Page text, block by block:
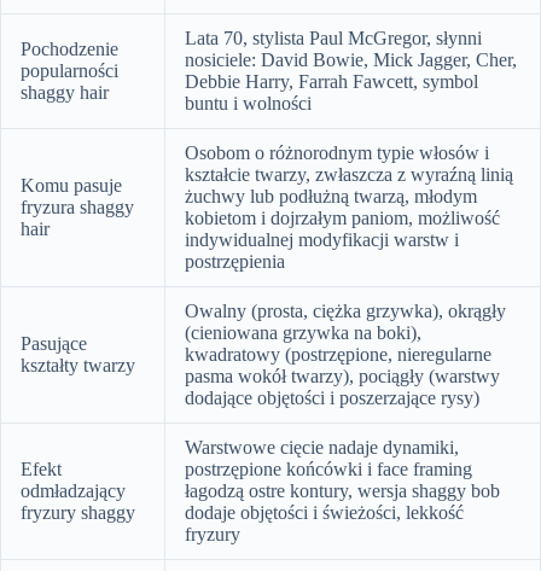
Pochodzenie
popularności
shaggy hair
Lata 70, stylista Paul McGregor, słynni
nosiciele: David Bowie, Mick Jagger, Cher,
Debbie Harry, Farrah Fawcett, symbol
buntu i wolności
Komu pasuje
fryzura shaggy
hair
Osobom o różnorodnym typie włosów i
kształcie twarzy, zwłaszcza z wyraźną linią
żuchwy lub podłużną twarzą, młodym
kobietom i dojrzałym paniom, możliwość
indywidualnej modyfikacji warstw i
postrzępienia
Pasujące
kształty twarzy
Owalny (prosta, ciężka grzywka), okrągły
(cieniowana grzywka na boki),
kwadratowy (postrzępione, nieregularne
pasma wokół twarzy), pociągły (warstwy
dodające objętości i poszerzające rysy)
Efekt
odmładzający
fryzury shaggy
Warstwowe cięcie nadaje dynamiki,
postrzępione końcówki i face framing
łagodzą ostre kontury, wersja shaggy bob
dodaje objętości i świeżości, lekkość
fryzury